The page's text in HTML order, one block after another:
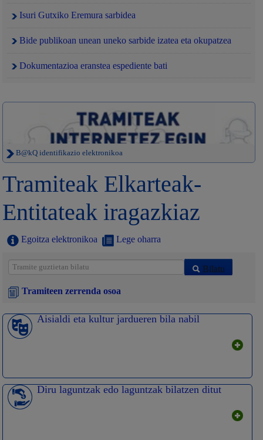
Isuri Gutxiko Eremura sarbidea
Bide publikoan unean uneko sarbide izatea eta okupatzea
Dokumentazioa eranstea espediente bati
B@kQ identifikazio elektronikoa
Tramiteak Elkarteak-
Entitateak iragazkiaz
Egoitza elektronikoa Lege oharra
Bilatu
Tramiteen zerrenda osoa
Aisialdi eta kultur jardueren bila nabil
Diru laguntzak edo laguntzak bilatzen ditut